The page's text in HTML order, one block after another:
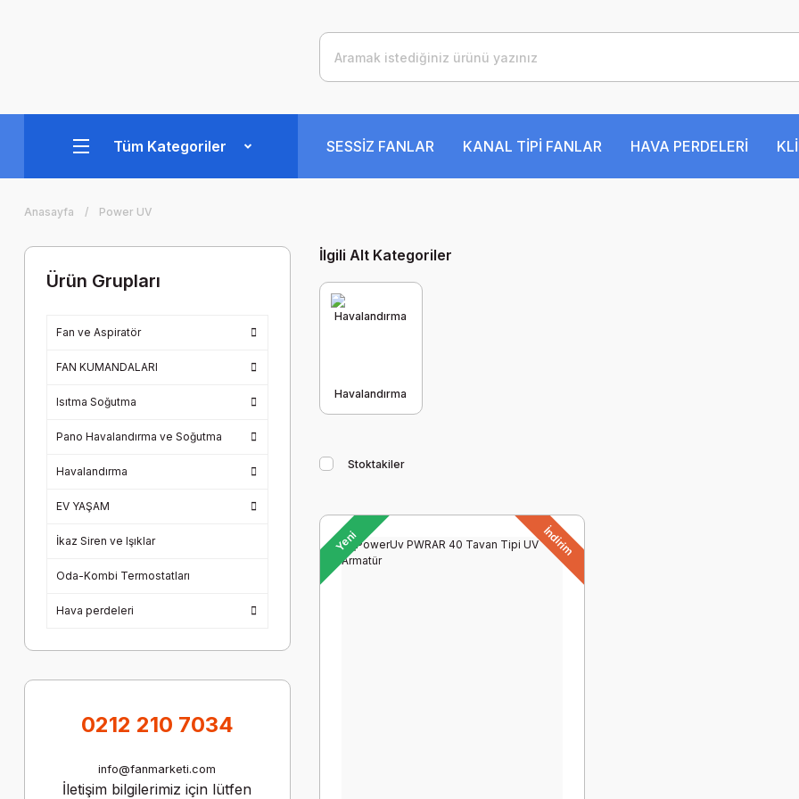
Tüm Kategoriler SESSİZ FANLAR KANAL TİPİ FANLAR HAVA PERDELERİ
Anasayfa Power UV
Ürün Grupları
Fan ve Aspiratör
FAN KUMANDALARI
Isıtma Soğutma
Pano Havalandırma ve Soğutma
Havalandırma
EV YAŞAM
İkaz Siren ve Işıklar
Oda-Kombi Termostatları
Hava perdeleri
0212 210 7034
info@fanmarketi.com
İletişim bilgilerimiz için lütfen
İlgili Alt Kategoriler
Havalandırma
Stoktakiler
Yeni İndirim